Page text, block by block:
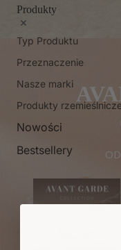
Produkty
Typ Produktu
Przeznaczenie
Nasze marki
Produkty
Nowości
Bestsellery